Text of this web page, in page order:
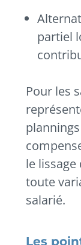
partiel
Pour les
le
toute
salarié.
Les